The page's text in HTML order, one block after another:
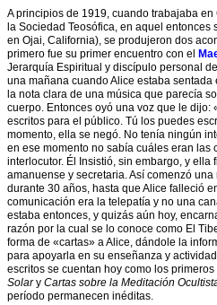
Consejos
para
el
trabajo
esotérico
Cursos
de
la
Escuela
Donaciones
Encuentros
Subjetivos
de
Grupo
eNews
de
la
Escuela
A principios de 1919, cuando trabajaba
la Sociedad Teosófica, en aquel entonces
en Ojai, California), se produjeron dos
primero fue su primer encuentro con el
Jerarquía Espiritual y discípulo personal
una mañana cuando Alice estaba
la nota clara de una música que parecía
cuerpo. Entonces oyó una voz que le
escritos para el público. Tú los puedes
momento, ella se negó. No tenía ningún
en ese momento no sabía cuáles eran las
interlocutor. Él Insistió, sin embargo, y ella
amanuense y secretaria. Así comenzó
durante 30 años, hasta que Alice falleció
comunicación era la telepatía y no una
estaba entonces, y quizás aún hoy,
razón por la cual se lo conoce como El
forma de «cartas» a Alice, dándole la
para apoyarla en su enseñanza y
escritos se cuentan hoy como los
Solary Cartas sobre la Meditación
período permanecen inéditas.